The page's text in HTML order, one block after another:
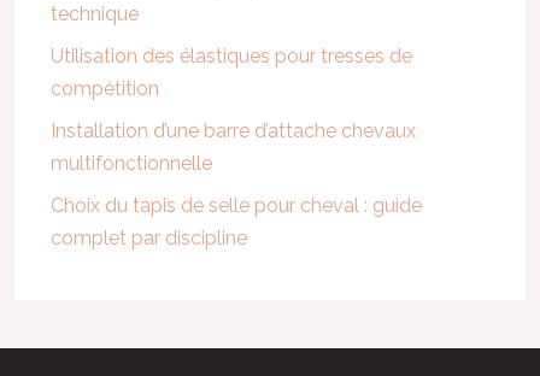
technique
Utilisation des élastiques pour tresses de
compétition
Installation d’une barre d’attache chevaux
multifonctionnelle
Choix du tapis de selle pour cheval : guide
complet par discipline